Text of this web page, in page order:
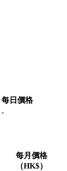
每日價格
-
每月價格
（HK$）